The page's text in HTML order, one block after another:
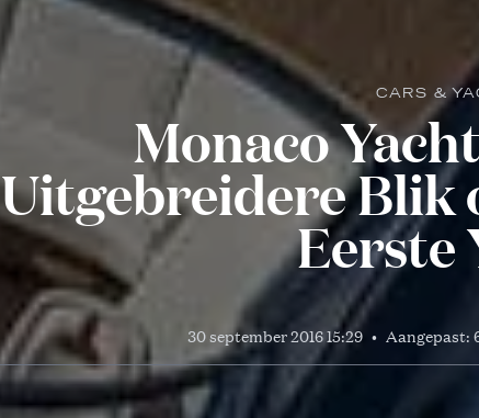
CARS &
Monaco
Uitgebreidere Blik
Eerste
30 september 2016 15:29 • Aangepast: